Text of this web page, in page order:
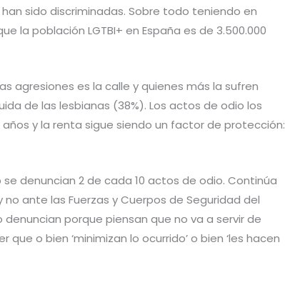
han sido discriminadas. Sobre todo teniendo en
la población LGTBI+ en España es de 3.500.000
agresiones es la calle y quienes más la sufren
de las lesbianas (38%). Los actos de odio los
y la renta sigue siendo un factor de protección:
denuncian 2 de cada 10 actos de odio. Continúa
ante las Fuerzas y Cuerpos de Seguridad del
denuncian porque piensan que no va a servir de
o bien ‘minimizan lo ocurrido’ o bien ‘les hacen